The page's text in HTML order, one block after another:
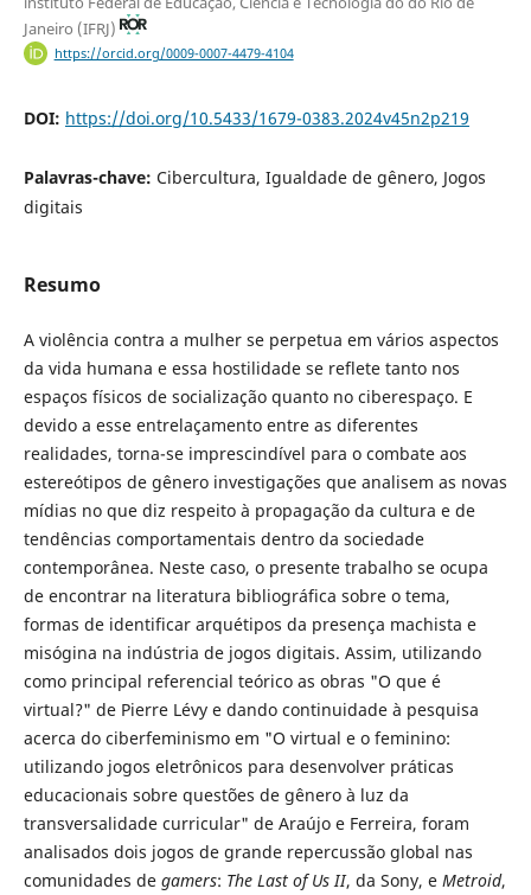
Janeiro (IFRJ)
https://orcid.org/0009-0007-4479-4104
DOI: https://doi.org/10.5433/1679-0383.2024v45n2p219
Palavras-chave: Cibercultura, Igualdade de gênero, Jogos
digitais
Resumo
A violência contra a mulher se perpetua em vários aspectos
da vida humana e essa hostilidade se reflete tanto nos
espaços físicos de socialização quanto no ciberespaço. E
devido a esse entrelaçamento entre as diferentes
realidades, torna-se imprescindível para o combate aos
estereótipos de gênero investigações que analisem as novas
mídias no que diz respeito à propagação da cultura e de
tendências comportamentais dentro da sociedade
contemporânea. Neste caso, o presente trabalho se ocupa
de encontrar na literatura bibliográfica sobre o tema,
formas de identificar arquétipos da presença machista e
misógina na indústria de jogos digitais. Assim, utilizando
como principal referencial teórico as obras "O que é
virtual?" de Pierre Lévy e dando continuidade à pesquisa
acerca do ciberfeminismo em "O virtual e o feminino:
utilizando jogos eletrônicos para desenvolver práticas
educacionais sobre questões de gênero à luz da
transversalidade curricular" de Araújo e Ferreira, foram
analisados dois jogos de grande repercussão global nas
comunidades de gamers: The Last of Us II, da Sony, e Metroid,